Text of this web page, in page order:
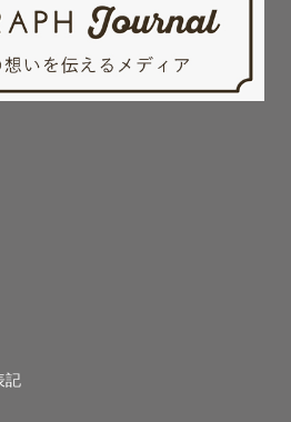
＿＿＿
方というのはごく僅か。
手く笑えるかな？」「どんなポ
高の瞬間を切り取らせて頂きま
があります。
るカメラマンとして活動してお
安心してご依頼ください。
だければ、できるだけご希望に
記